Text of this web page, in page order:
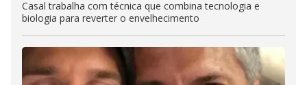
Casal trabalha com técnica que combina tecnologia e
biologia para reverter o envelhecimento